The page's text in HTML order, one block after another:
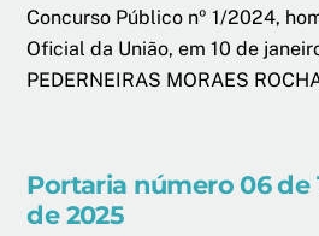
Concurso Público nº 1/2024,
Oficial da União, em 10 de
PEDERNEIRAS MORAES
Portaria número 06 de
de 2025